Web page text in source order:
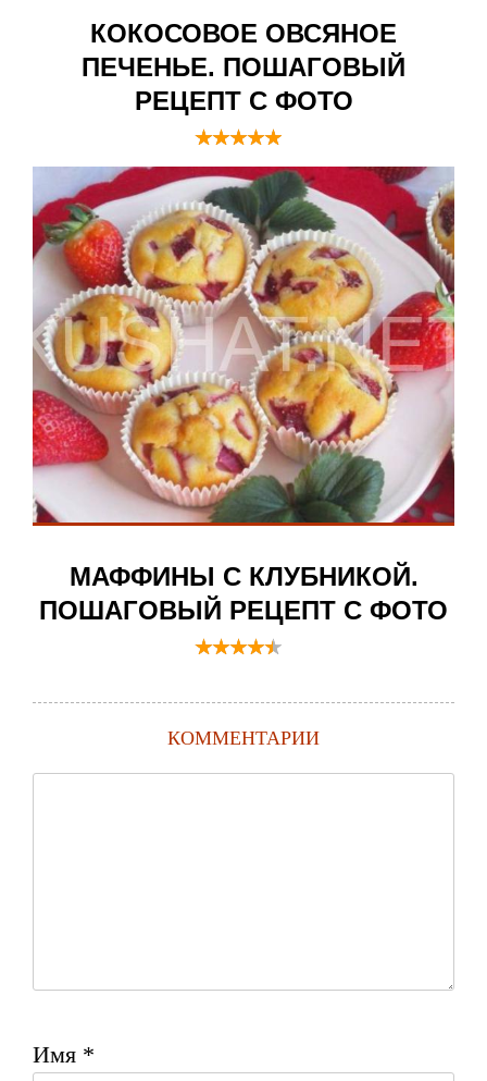
КОКОСОВОЕ ОВСЯНОЕ
ПЕЧЕНЬЕ. ПОШАГОВЫЙ
РЕЦЕПТ С ФОТО
МАФФИНЫ С КЛУБНИКОЙ.
ПОШАГОВЫЙ РЕЦЕПТ С ФОТО
КОММЕНТАРИИ
Имя *